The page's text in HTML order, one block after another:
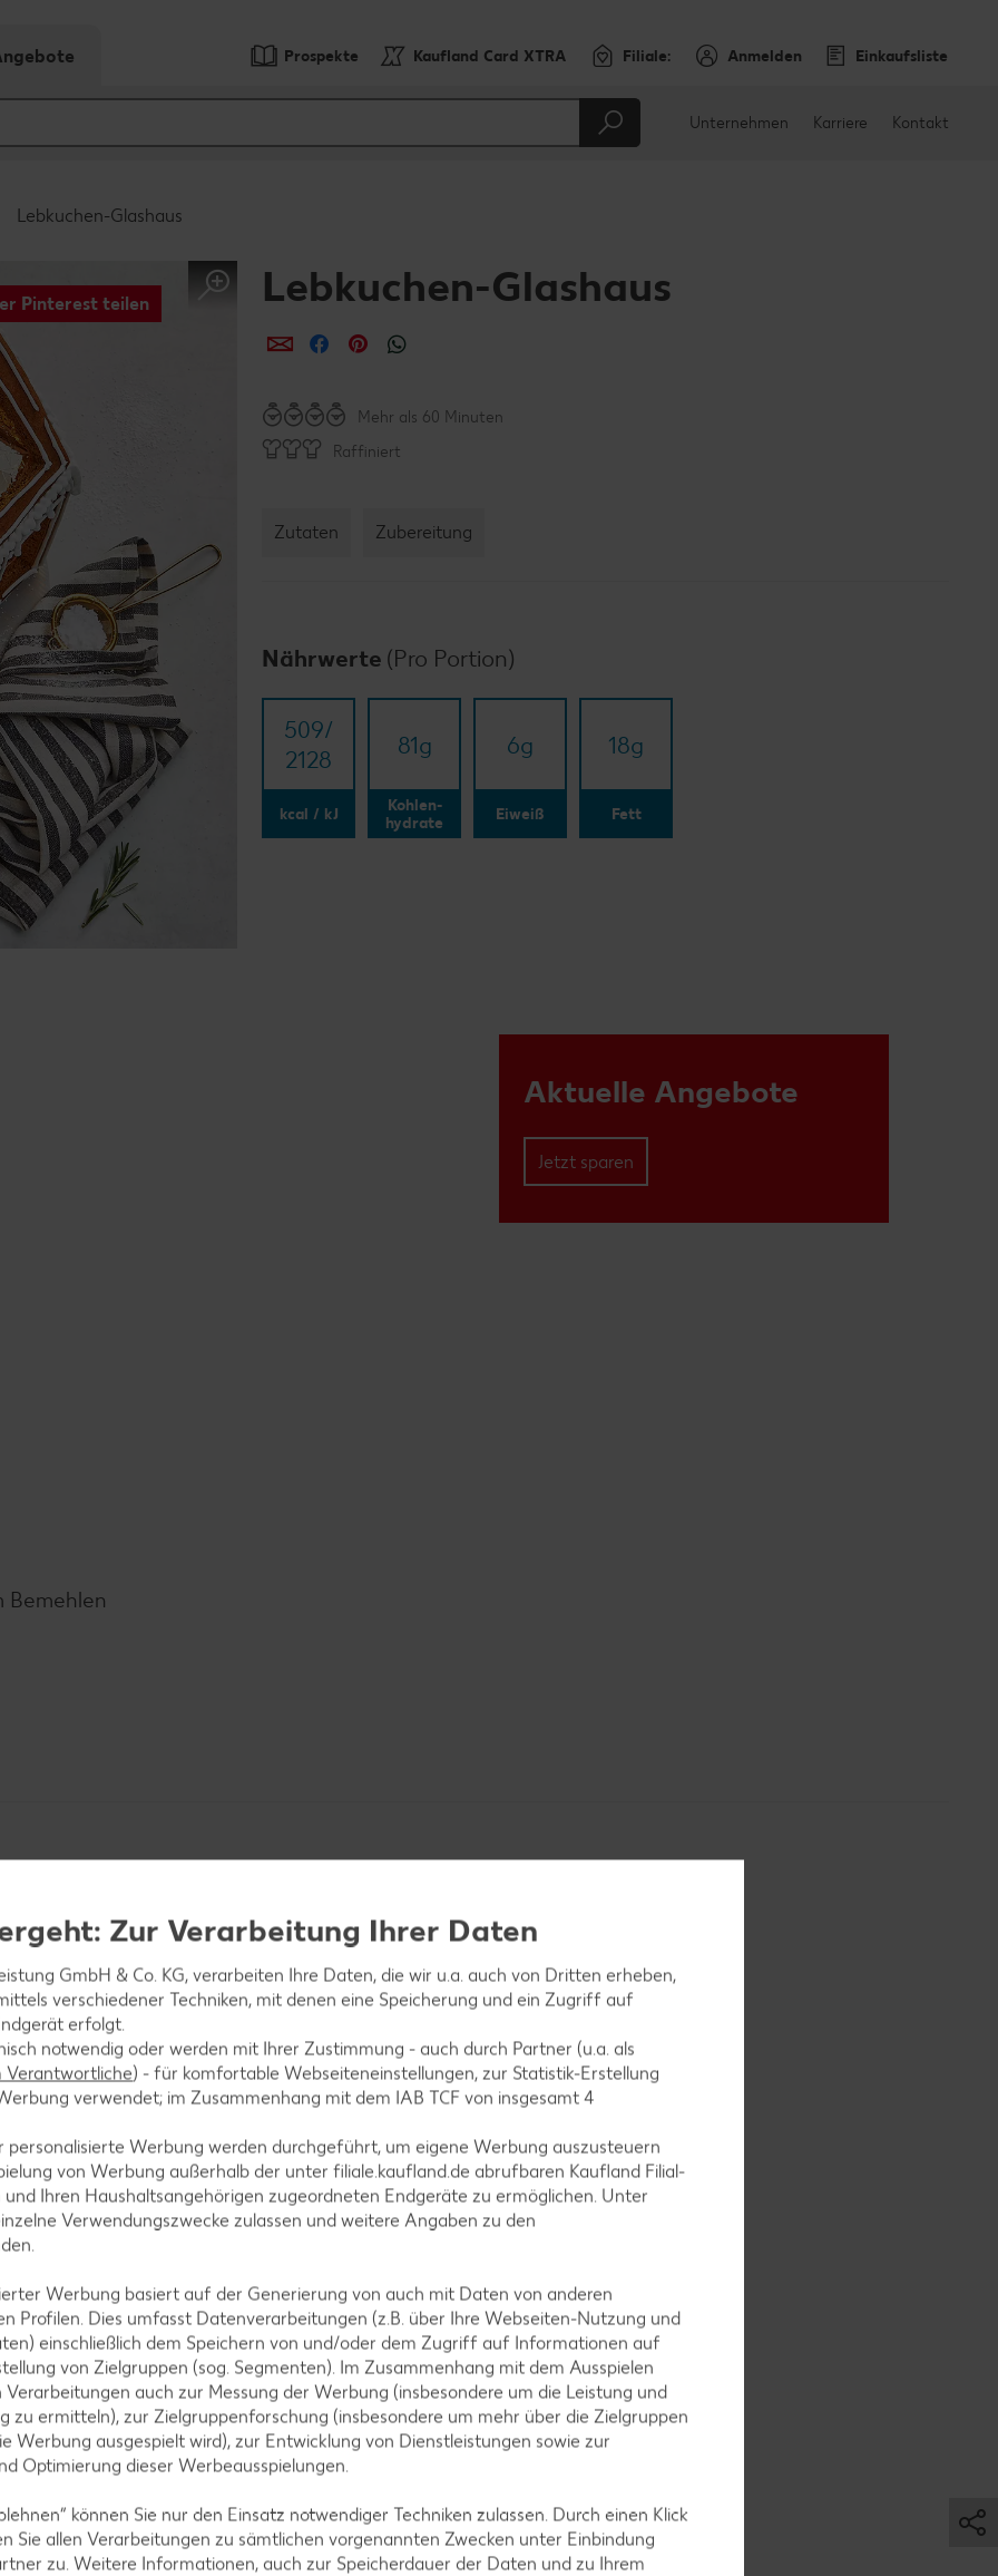
Prospekte Kaufland Card XTRA Filiale: Anmelden Einkaufsliste
Unternehmen Karriere Kontakt
Lebkuchen-Glashaus
Pinterest teilen Lebkuchen-Glashaus
per E-Mail teilen
per Facebook teilen
per Pinterest teilen
Mehr als 60 Minuten
Raffiniert
Zutaten Zubereitung
Nährwerte (Pro Portion)
509/​
2128
kcal / kJ
81g
Kohlen-
hydrate
6g
Eiweiß
18g
Fett
Aktuelle Angebote
Jetzt sparen
Bemehlen
aufkochen. Butter würfeln, zugeben und schmelzen lassen.
und die Masse auf Zimmertemperatur abkühlen
zu einem glatten Teig verkneten. Teig in 2 Stücke
Stunden – am besten über Nacht – im Kühlschrank ruhen
empfehlenswert) vorheizen.
durchkneten und auf einer mit Mehl bestäubten
Elemente ausschneiden, auf 3 mit Backpapier
Türumrandungen einschneiden, circa 20 Minuten im Ofen
Zur Verarbeitung Ihrer Daten
GmbH & Co. KG, verarbeiten Ihre Daten, die wir u.a. auch von Dritten erheben,
verschiedener Techniken, mit denen eine Speicherung und ein Zugriff auf
erfolgt.
notwendig oder werden mit Ihrer Zustimmung - auch durch Partner (u.a. als
Verantwortliche) - für komfortable Webseiteneinstellungen, zur Statistik-Erstellung
verwendet; im Zusammenhang mit dem IAB TCF von insgesamt4
Werbung werden durchgeführt, um eigene Werbung auszusteuern
von Werbung außerhalb der unter filiale.kaufland.de abrufbaren Kaufland Filial-
Ihren Haushaltsangehörigen zugeordneten Endgeräte zu ermöglichen. Unter
Verwendungszwecke zulassen und weitere Angaben zu den
Werbung basiert auf der Generierung von auch mit Daten von anderen
Profilen. Dies umfasst Datenverarbeitungen (z.B. über Ihre Webseiten-Nutzung und
einschließlich dem Speichern von und/oder dem Zugriff auf Informationen auf
von Zielgruppen (sog. Segmenten). Im Zusammenhang mit dem Ausspielen
auch zur Messung der Werbung (insbesondere um die Leistung und
zu ermitteln), zur Zielgruppenforschung (insbesondere um mehr über die Zielgruppen
Werbung ausgespielt wird), zur Entwicklung von Dienstleistungen sowie zur
Optimierung dieser Werbeausspielungen.
können Sie nur den Einsatz notwendiger Techniken zulassen. Durch einen Klick
Sie allen Verarbeitungen zu sämtlichen vorgenannten Zwecken unter Einbindung
zu. Weitere Informationen, auch zur Speicherdauer der Daten und zu Ihrem